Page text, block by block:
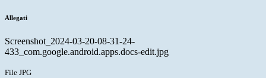
Allegati
Screenshot_2024-03-20-08-31-24-
433_com.google.android.apps.docs-edit.jpg
File JPG